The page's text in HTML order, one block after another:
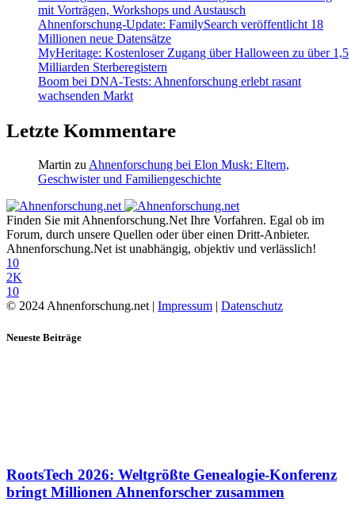
mit Vorträgen, Workshops und Austausch
Ahnenforschung-Update: FamilySearch veröffentlicht 18
Millionen neue Datensätze
MyHeritage: Kostenloser Zugang über Halloween zu über 1,5
Milliarden Sterberegistern
Boom bei DNA-Tests: Ahnenforschung erlebt rasant
wachsenden Markt
Letzte Kommentare
Martin zu Ahnenforschung bei Elon Musk: Eltern,
Geschwister und Familiengeschichte
Finden Sie mit Ahnenforschung.Net Ihre Vorfahren. Egal ob im
Forum, durch unsere Quellen oder über einen Dritt-Anbieter.
Ahnenforschung.Net ist unabhängig, objektiv und verlässlich!
10
2K
10
© 2024 Ahnenforschung.net | Impressum | Datenschutz
Neueste Beiträge
RootsTech 2026: Weltgrößte Genealogie-Konferenz
bringt Millionen Ahnenforscher zusammen